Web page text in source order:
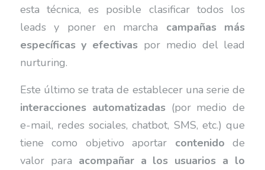
esta técnica, es posible clasificar todos los
leads y poner en marcha campañas más
específicas y efectivas por medio del lead
nurturing.
Este último se trata de establecer una serie de
interacciones automatizadas (por medio de
e-mail, redes sociales, chatbot, SMS, etc.) que
tiene como objetivo aportar contenidode
valor para acompañar a los usuarios a lo